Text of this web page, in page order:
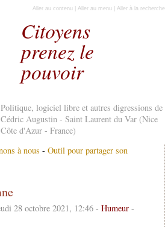
Citoyens
prenez le
pouvoir
Politique, logiciel libre et autres digressions de
Cédric Augustin - Saint Laurent du Var (Nice
Côte d'Azur - France)
Aller au contenu Aller au menu Aller à la recherche
à nous - Outil pour partager son
28 octobre 2021, 12:46 - Humeur-